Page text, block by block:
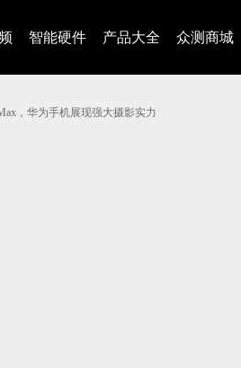
智能硬件 产品大全 众测商城